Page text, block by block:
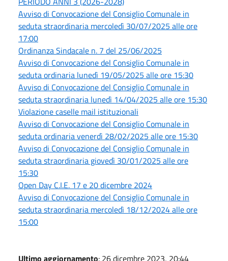
Avviso di Convocazione del Consiglio Comunale in
seduta straordinaria mercoledì 30/07/2025 alle ore
17:00
Ordinanza Sindacale n. 7 del 25/06/2025
Avviso di Convocazione del Consiglio Comunale in
seduta ordinaria lunedì 19/05/2025 alle ore 15:30
Avviso di Convocazione del Consiglio Comunale in
seduta straordinaria lunedì 14/04/2025 alle ore 15:30
Violazione caselle mail istituzionali
Avviso di Convocazione del Consiglio Comunale in
seduta ordinaria venerdì 28/02/2025 alle ore 15:30
Avviso di Convocazione del Consiglio Comunale in
seduta straordinaria giovedì 30/01/2025 alle ore
15:30
Open Day C.I.E. 17 e 20 dicembre 2024
Avviso di Convocazione del Consiglio Comunale in
seduta straordinaria mercoledì 18/12/2024 alle ore
15:00
Ultimo aggiornamento: 26 dicembre 2023, 20:44